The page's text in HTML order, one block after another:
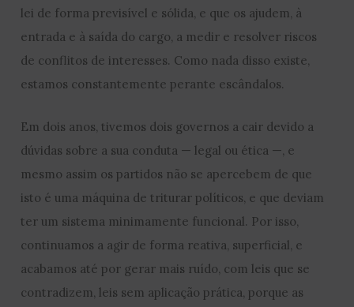
lei de forma previsível e sólida, e que os ajudem, à
entrada e à saída do cargo, a medir e resolver riscos
de conflitos de interesses. Como nada disso existe,
estamos constantemente perante escândalos.
Em dois anos, tivemos dois governos a cair devido a
dúvidas sobre a sua conduta — legal ou ética —, e
mesmo assim os partidos não se apercebem de que
isto é uma máquina de triturar políticos, e que deviam
ter um sistema minimamente funcional. Por isso,
continuamos a agir de forma reativa, superficial, e
acabamos até por gerar mais ruído, com leis que se
contradizem, leis sem aplicação prática, porque as